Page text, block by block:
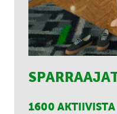
1600 AKTIIVISTA